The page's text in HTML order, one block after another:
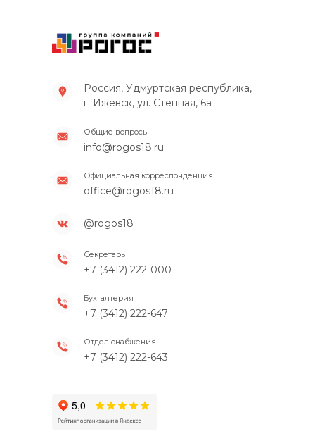
Россия, Удмуртская республика,
г. Ижевск, ул. Степная, 6а
@rogos18
info@rogos18.ru
+7 (3412) 222-000
+7 (3412) 222-647
+7 (3412) 222-643
Секретарь
Общие вопросы
office@rogos18.ru
Официальная корреспонденция
Бухгалтерия
Отдел снабжения